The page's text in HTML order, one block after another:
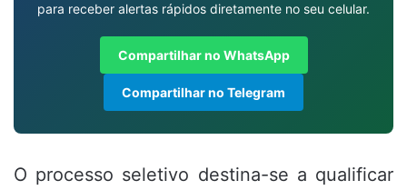
para receber alertas rápidos diretamente no seu celular.
Compartilhar no WhatsApp
Compartilhar no Telegram
O processo seletivo destina-se a qualificar